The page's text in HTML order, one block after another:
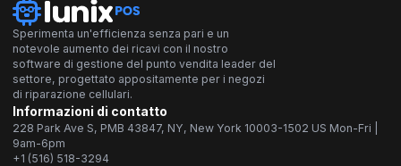
Sperimenta un'efficienza senza pari e un
notevole aumento dei ricavi con il nostro
software di gestione del punto vendita leader del
settore, progettato appositamente per i negozi
di riparazione cellulari.
Informazioni di contatto
228 Park Ave S, PMB 43847, NY, New York 10003-1502 US Mon-Fri |
9am-6pm
+1 (516) 518-3294